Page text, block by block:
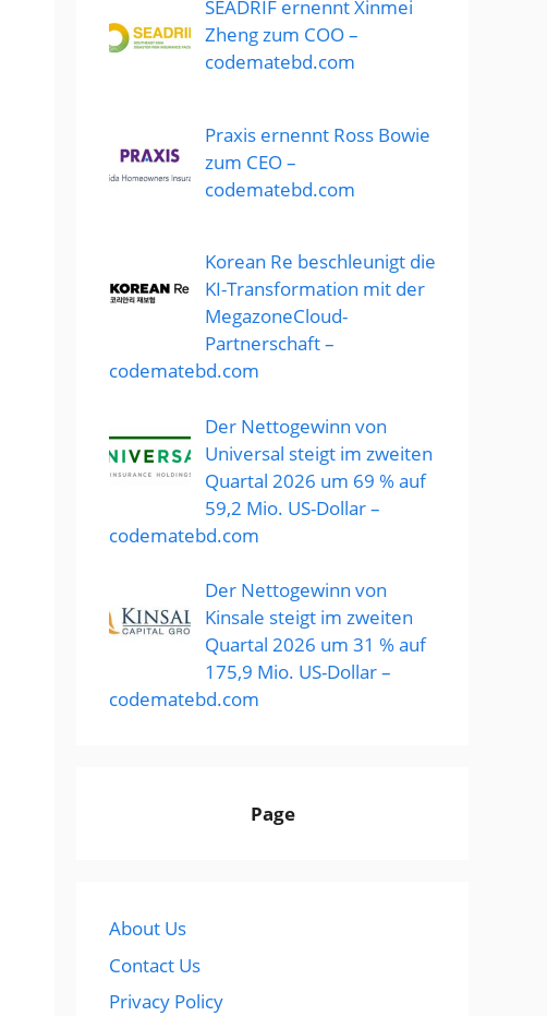
SEADRIF ernennt Xinmei
Zheng zum COO –
codematebd.com
Praxis ernennt Ross Bowie
zum CEO –
codematebd.com
Korean Re beschleunigt die
KI-Transformation mit der
MegazoneCloud-
Partnerschaft –
codematebd.com
Der Nettogewinn von
Universal steigt im zweiten
Quartal 2026 um 69 % auf
59,2 Mio. US-Dollar –
codematebd.com
Der Nettogewinn von
Kinsale steigt im zweiten
Quartal 2026 um 31 % auf
175,9 Mio. US-Dollar –
codematebd.com
Page
About Us
Contact Us
Privacy Policy